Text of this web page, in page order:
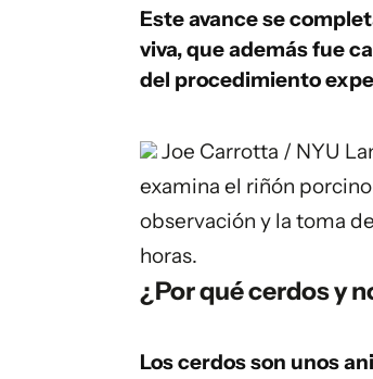
Este avance se
viva, que además fue
del procedimiento
Joe Carrotta / NYU
examina el riñón
observación y la toma
horas.
¿Por qué cerdos y
Los cerdos son unos